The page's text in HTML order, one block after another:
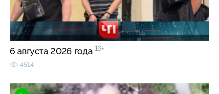
6 августа 2026 года 16+
4514